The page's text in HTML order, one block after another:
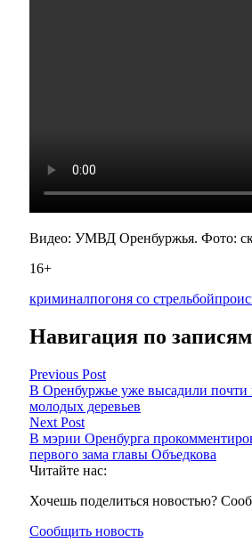
Видео: УМВД Оренбуржья. Фото:
16+
криминалпогоня со стрельбой
Навигация по записям
Previous Post
В Оренбуржье уже высадили почти
молодых деревьев
Next Post
В мэрии Оренбурга
первого зама главы Объедкова
Читайте нас:
Хочешь поделиться новостью?
Сообщить новость